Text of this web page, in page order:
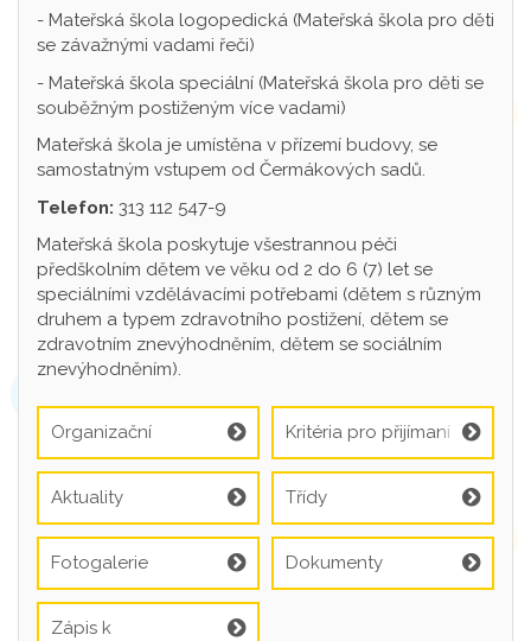
- Mateřská škola logopedická (Mateřská škola pro děti
se závažnými vadami řeči)
- Mateřská škola speciální (Mateřská škola pro děti se
souběžným postiženým více vadami)
Mateřská škola je umístěna v přízemí budovy, se
samostatným vstupem od Čermákových sadů.
Telefon: 313 112 547-9
Mateřská škola poskytuje všestrannou péči
předškolním dětem ve věku od 2 do 6 (7) let se
speciálními vzdělávacími potřebami (dětem s různým
druhem a typem zdravotního postižení, dětem se
zdravotním znevýhodněním, dětem se sociálním
znevýhodněním).
Organizační
informace
Kritéria pro přijímaní
Aktuality Třídy
Fotogalerie Dokumenty
Zápis k